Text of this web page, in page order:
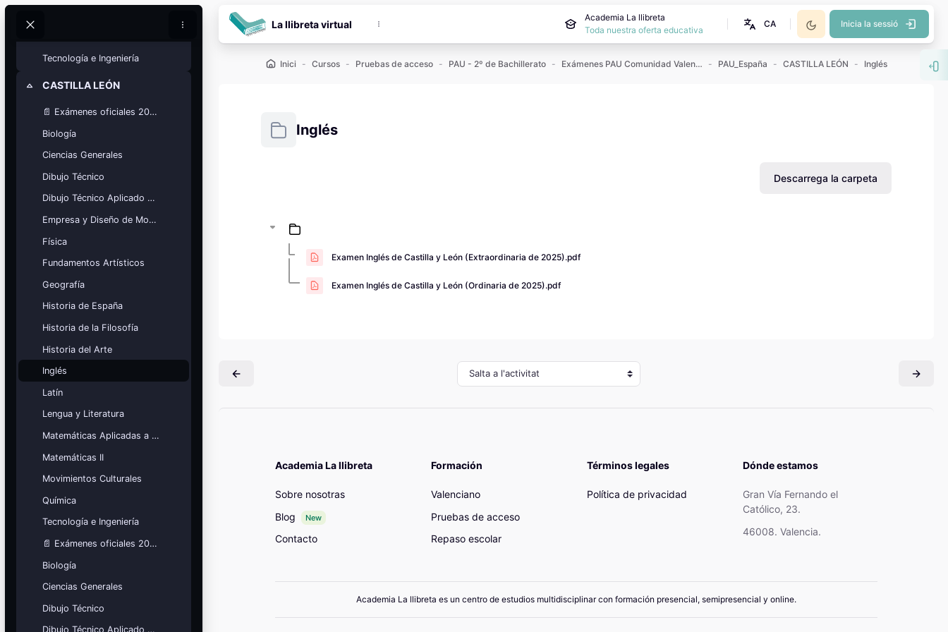
Cerca
Calendario
académico
Festivos, vacaciones y fechas
Ver calendario
Mis cursos
¡Nos GUSTA lo que hacemos y se
NOTA!
Blocs
Tecnología e Ingeniería
RedueixCASTILLA LEÓN
📄 Exámenes oficiales 2025
Biología
Ciencias Generales
Dibujo Técnico
Dibujo Técnico Aplicado a las Artes
Empresa y Diseño de Modelos de Negocio
Física
Fundamentos Artísticos
Geografía
Historia de España
Historia de la Filosofía
Historia del Arte
Inglés
Latín
Lengua y Literatura
Matemáticas Aplicadas a las Ciencias Sociales
Matemáticas II
Movimientos Culturales
Química
Tecnología e Ingeniería
📄 Exámenes oficiales 2026
Biología
Ciencias Generales
Dibujo Técnico
Dibujo Técnico Aplicado a las Artes
La llibreta virtual
Academia La llibreta
Toda nuestra oferta educativa
CA Inicia la sessió
Inici Cursos Pruebas de acceso PAU - 2º de Bachillerato Exámenes PAU Comunidad Valenciana PAU_España CASTILLA LEÓN Inglés
Inglés
Descarrega la carpeta
Examen Inglés de Castilla y León (Extraordinaria de 2025).pdf
Examen Inglés de Castilla y León (Ordinaria de 2025).pdf
Salta a l'activitat
Academia La llibreta
Sobre nosotras
Blog
New
Contacto
Formación
Valenciano
Pruebas de acceso
Repaso escolar
Términos legales
Política de privacidad
Dónde estamos
Gran Vía Fernando el
Católico, 23.
46008. Valencia.
Academia La llibreta es un centro de estudios multidisciplinar con formación presencial, semipresencial y online.